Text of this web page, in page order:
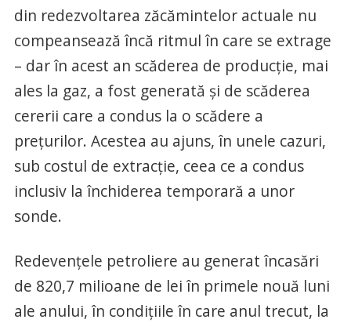
din redezvoltarea zăcămintelor actuale nu
compeansează încă ritmul în care se extrage
– dar în acest an scăderea de producție, mai
ales la gaz, a fost generată și de scăderea
cererii care a condus la o scădere a
prețurilor. Acestea au ajuns, în unele cazuri,
sub costul de extracție, ceea ce a condus
inclusiv la închiderea temporară a unor
sonde.
Redevențele petroliere au generat încasări
de 820,7 milioane de lei în primele nouă luni
ale anului, în condițiile în care anul trecut, la